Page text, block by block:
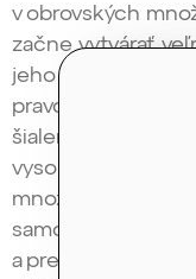
v obrovských
začne vytvárať
jeho cenu
pravde. Vytvorí
šialenstvo, hype.
vysoko, tak ho
množstvách
samozrejme,
a predáva za